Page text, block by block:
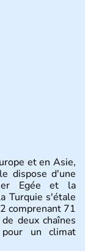
et en Asie,
dispose d'une
Egée et la
Turquie s'étale
comprenant 71
deux chaînes
un climat